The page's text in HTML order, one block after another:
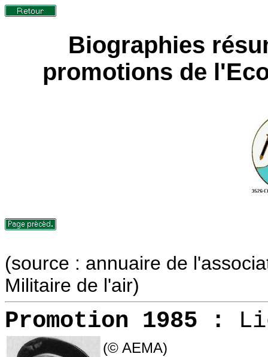
Biographies
promotions de
(source : annuaire de
Militaire de l'air)
Promotion 1985 :
(© AEMA)